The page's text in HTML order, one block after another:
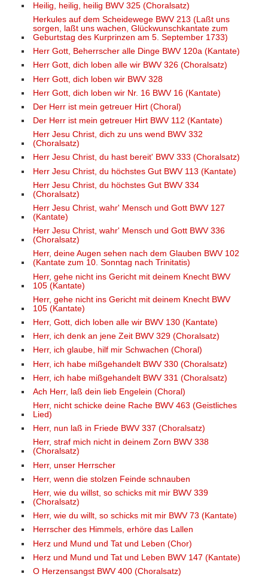
Heilig, heilig, heilig BWV 325 (Choralsatz)
Herkules auf dem Scheidewege BWV 213 (Laßt uns
sorgen, laßt uns wachen, Glückwunschkantate zum
Geburtstag des Kurprinzen am 5. September 1733)
Herr Gott, Beherrscher alle Dinge BWV 120a (Kantate)
Herr Gott, dich loben alle wir BWV 326 (Choralsatz)
Herr Gott, dich loben wir BWV 328
Herr Gott, dich loben wir Nr. 16 BWV 16 (Kantate)
Der Herr ist mein getreuer Hirt (Choral)
Der Herr ist mein getreuer Hirt BWV 112 (Kantate)
Herr Jesu Christ, dich zu uns wend BWV 332
(Choralsatz)
Herr Jesu Christ, du hast bereit' BWV 333 (Choralsatz)
Herr Jesu Christ, du höchstes Gut BWV 113 (Kantate)
Herr Jesu Christ, du höchstes Gut BWV 334
(Choralsatz)
Herr Jesu Christ, wahr' Mensch und Gott BWV 127
(Kantate)
Herr Jesu Christ, wahr' Mensch und Gott BWV 336
(Choralsatz)
Herr, deine Augen sehen nach dem Glauben BWV 102
(Kantate zum 10. Sonntag nach Trinitatis)
Herr, gehe nicht ins Gericht mit deinem Knecht BWV
105 (Kantate)
Herr, gehe nicht ins Gericht mit deinem Knecht BWV
105 (Kantate)
Herr, Gott, dich loben alle wir BWV 130 (Kantate)
Herr, ich denk an jene Zeit BWV 329 (Choralsatz)
Herr, ich glaube, hilf mir Schwachen (Choral)
Herr, ich habe mißgehandelt BWV 330 (Choralsatz)
Herr, ich habe mißgehandelt BWV 331 (Choralsatz)
Ach Herr, laß dein lieb Engelein (Choral)
Herr, nicht schicke deine Rache BWV 463 (Geistliches
Lied)
Herr, nun laß in Friede BWV 337 (Choralsatz)
Herr, straf mich nicht in deinem Zorn BWV 338
(Choralsatz)
Herr, unser Herrscher
Herr, wenn die stolzen Feinde schnauben
Herr, wie du willst, so schicks mit mir BWV 339
(Choralsatz)
Herr, wie du willt, so schicks mit mir BWV 73 (Kantate)
Herrscher des Himmels, erhöre das Lallen
Herz und Mund und Tat und Leben (Chor)
Herz und Mund und Tat und Leben BWV 147 (Kantate)
O Herzensangst BWV 400 (Choralsatz)